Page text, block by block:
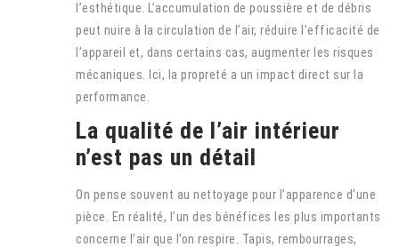
l’esthétique. L’accumulation de poussière et de débris
peut nuire à la circulation de l’air, réduire l’efficacité de
l’appareil et, dans certains cas, augmenter les risques
mécaniques. Ici, la propreté a un impact direct sur la
performance.
La qualité de l’air intérieur
n’est pas un détail
On pense souvent au nettoyage pour l’apparence d’une
pièce. En réalité, l’un des bénéfices les plus importants
concerne l’air que l’on respire. Tapis, rembourrages,